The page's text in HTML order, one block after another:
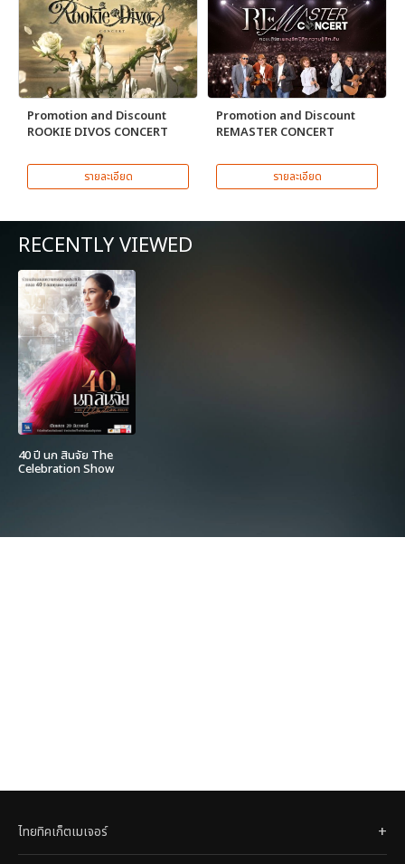
Promotion and Discount
ROOKIE DIVOS CONCERT
รายละเอียด
Promotion and Discount
REMASTER CONCERT
รายละเอียด
RECENTLY VIEWED
40 ปี นก สินจัย The
Celebration Show
ไทยทิคเก็ตเมเจอร์